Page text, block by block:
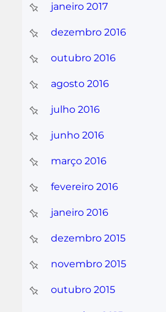
janeiro 2017
dezembro 2016
outubro 2016
agosto 2016
julho 2016
junho 2016
março 2016
fevereiro 2016
janeiro 2016
dezembro 2015
novembro 2015
outubro 2015